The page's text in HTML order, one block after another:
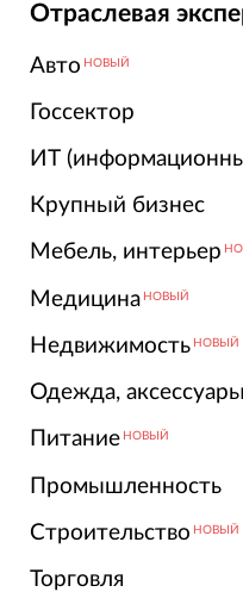
Отраслевая
Авто НОВЫЙ
Госсектор
ИТ
Крупный бизнес
Мебель, интерьер
Медицина НОВЫЙ
Недвижимость НОВЫЙ
Одежда, аксессуары
Питание НОВЫЙ
Промышленность
Строительство НОВЫЙ
Торговля